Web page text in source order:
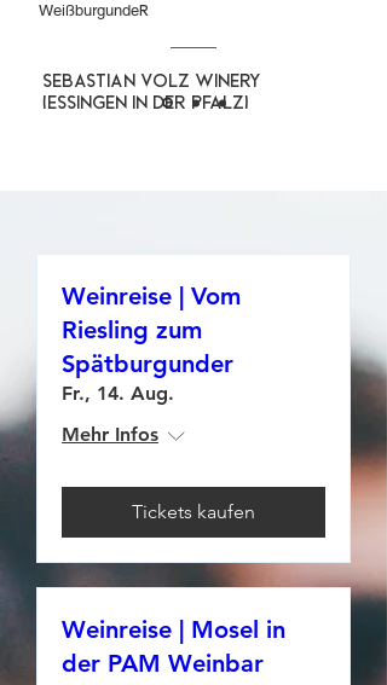
Weißburgunder
Sebastian Volz Winery
(Essingen in der Pfalz)
Weinreise | Vom
Riesling zum
Spätburgunder
Fr., 14. Aug.
Mehr Infos
Tickets kaufen
Weinreise | Mosel in
der PAM Weinbar